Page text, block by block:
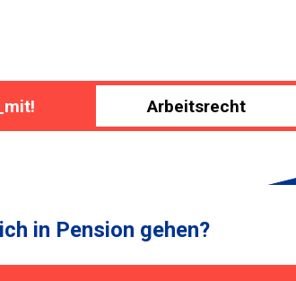
Arbeitsrecht
in Pension gehen?